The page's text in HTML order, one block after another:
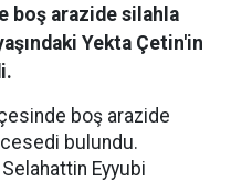
boş arazide silahla
Yekta Çetin'in
boş arazide
bulundu.
Eyyubi